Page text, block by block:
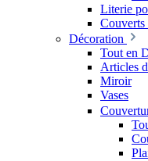
Literie
Couverts
Décoration
Tout en
Articles
Miroir
Vases